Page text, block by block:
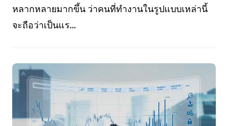
หลากหลายมากขึ้น ว่าคนที่ทำงานในรูปแบบเหล่านี้
จะถือว่าเป็นแร...